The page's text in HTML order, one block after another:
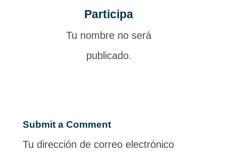
Participa
Tu nombre no será
publicado.
Submit a Comment
Tu dirección de correo electrónico